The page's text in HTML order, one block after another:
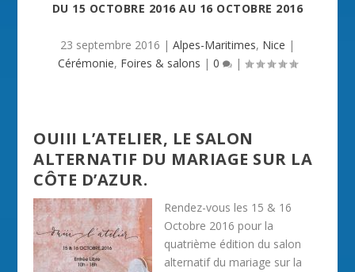
DU 15 OCTOBRE 2016 AU 16 OCTOBRE 2016
23 septembre 2016 | Alpes-Maritimes, Nice |
Cérémonie, Foires & salons | 0 |
OUIII L’ATELIER, LE SALON
ALTERNATIF DU MARIAGE SUR LA
CÔTE D’AZUR.
Rendez-vous les 15 & 16
Octobre 2016 pour la
quatrième édition du salon
alternatif du mariage sur la